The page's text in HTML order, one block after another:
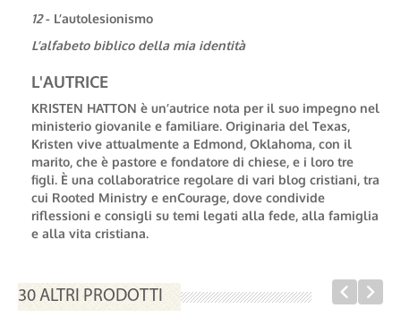
12- L’autolesionismo
L’alfabeto biblico della mia identità
L'AUTRICE
KRISTEN HATTON è un’autrice nota per il suo impegno nel
ministerio giovanile e familiare. Originaria del Texas,
Kristen vive attualmente a Edmond, Oklahoma, con il
marito, che è pastore e fondatore di chiese, e i loro tre
figli. È una collaboratrice regolare di vari blog cristiani, tra
cui Rooted Ministry e enCourage, dove condivide
riflessioni e consigli su temi legati alla fede, alla famiglia
e alla vita cristiana.
30 ALTRI PRODOTTI